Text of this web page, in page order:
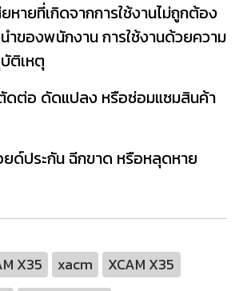
หายที่เกิดจากการใช้งานไม่ถูกต้อง
ำของพนักงาน การใช้งานด้วยความ
ติเหตุ
ดต่อ ดัดแปลง หรือซ่อมแซมสินค้า
ยด์ประกัน ฉีกขาด หรือหลุดหาย
X35 xacm
XCAM X35